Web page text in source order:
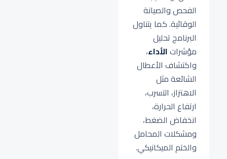
الفحص والصيانة
الوقائية. كما يتناول
البرنامج تحليل
مؤشراتالأداء،
واكتشاف الأعطال
الشائعة مثل
الاهتزاز، التسرب،
ارتفاع الحرارة،
انخفاض الضغط،
ومشكلات المحامل
والختم الميكانيكي.